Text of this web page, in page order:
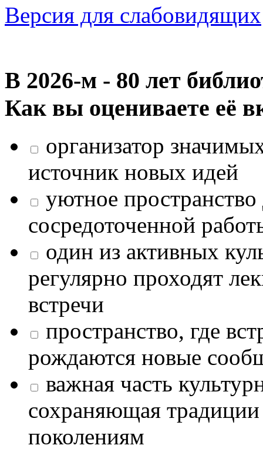
Версия для слабовидящих
В 2026‑м - 80 лет
Как вы оцениваете её
организатор
источник новых идей
уютное
сосредоточенной
один из активных
регулярно проходят
встречи
пространство, где
рождаются новые
важная часть
сохраняющая
поколениям